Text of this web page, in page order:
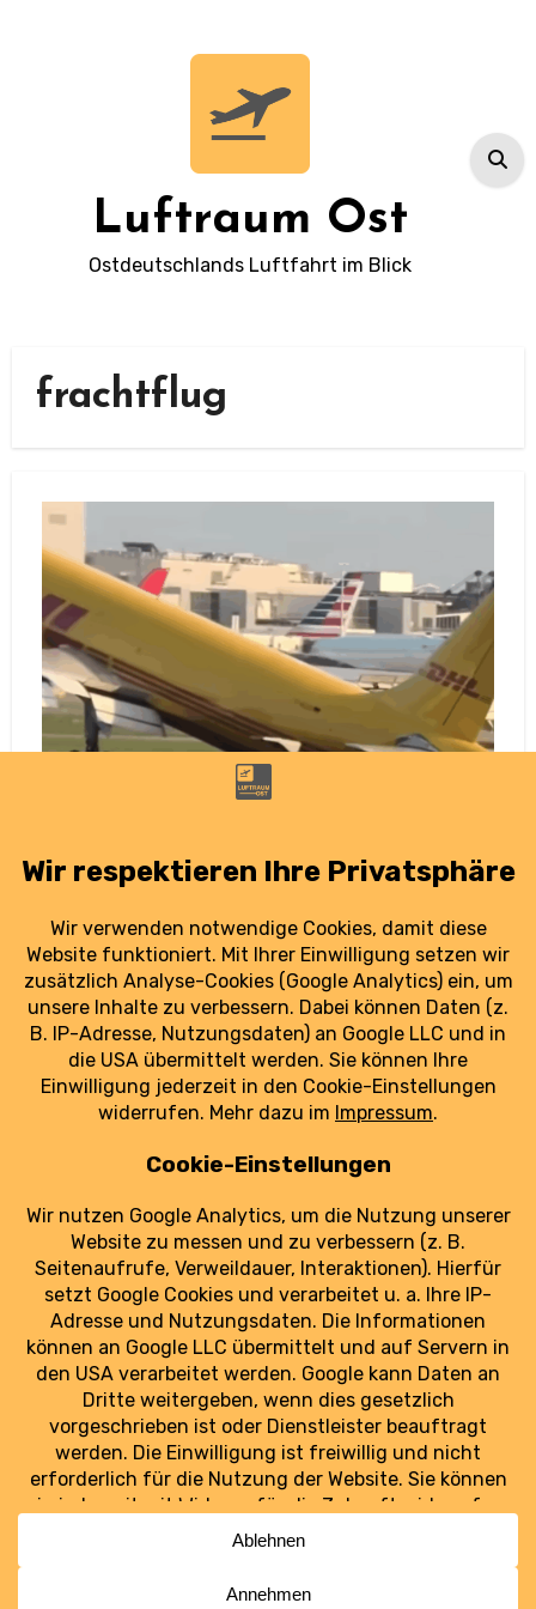
Luftraum Ost
Ostdeutschlands Luftfahrt im Blick
frachtflug
Tailstrike in London: A300 aus
Leipzig/Halle muss durchstarten
13. Oktober 2025
Ein Airbus A300 der EAT hat bei der Landung in
London mit dem Heck die Piste berührt. Es ist
nicht der erste Vorfall dieser Art.
weiterlesen
Luftraum Ost
Ostdeutschlands Luftfahrt im Blick